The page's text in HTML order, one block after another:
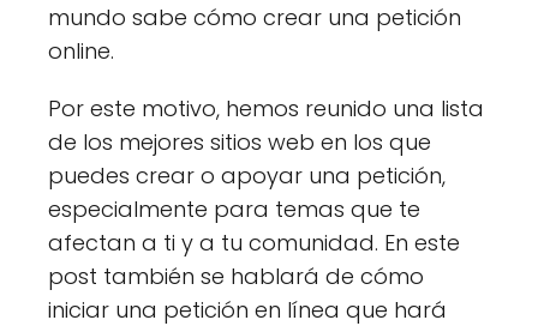
mundo sabe cómo crear una petición
online.
Por este motivo, hemos reunido una lista
de los mejores sitios web en los que
puedes crear o apoyar una petición,
especialmente para temas que te
afectan a ti y a tu comunidad. En este
post también se hablará de cómo
iniciar una petición en línea que hará